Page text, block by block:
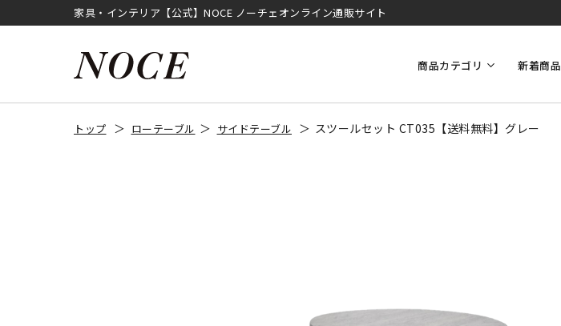
家具・インテリア【公式】NOCE ノーチェオンライン通販サイト
商品カテゴリ 新着商品
トップ ローテーブル サイドテーブル スツールセット CT035【送料無料】グレー